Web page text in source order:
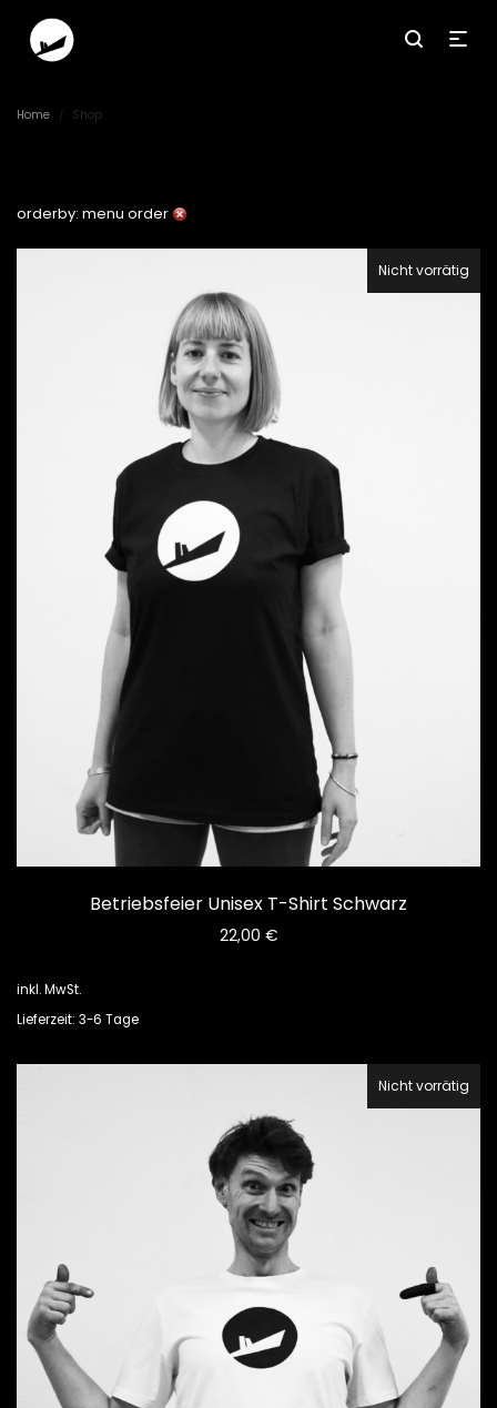
Home / Shop
orderby: menu order
Nicht vorrätig
Betriebsfeier Unisex T-Shirt Schwarz
22,00 €
inkl. MwSt.
Lieferzeit: 3-6 Tage
Nicht vorrätig